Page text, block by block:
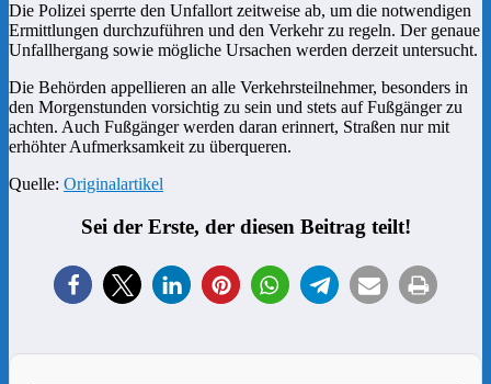
Die Polizei sperrte den Unfallort zeitweise ab, um die notwendigen
Ermittlungen durchzuführen und den Verkehr zu regeln. Der genaue
Unfallhergang sowie mögliche Ursachen werden derzeit untersucht.
Die Behörden appellieren an alle Verkehrsteilnehmer, besonders in
den Morgenstunden vorsichtig zu sein und stets auf Fußgänger zu
achten. Auch Fußgänger werden daran erinnert, Straßen nur mit
erhöhter Aufmerksamkeit zu überqueren.
Quelle: Originalartikel
Sei der Erste, der diesen Beitrag teilt!